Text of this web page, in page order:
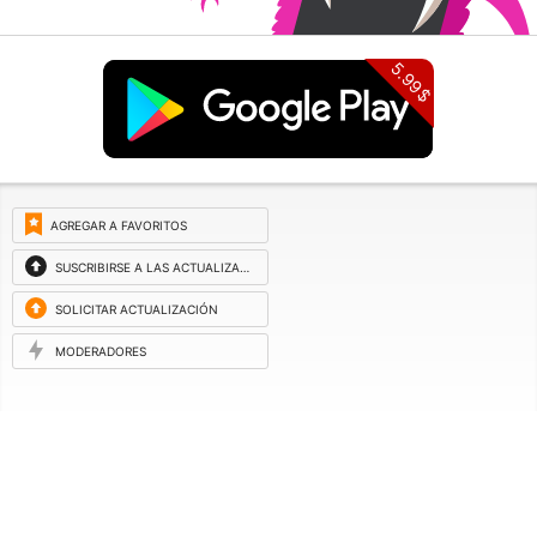
5.99$
AGREGAR A FAVORITOS
SUSCRIBIRSE A LAS ACTUALIZACIONES
SOLICITAR ACTUALIZACIÓN
MODERADORES